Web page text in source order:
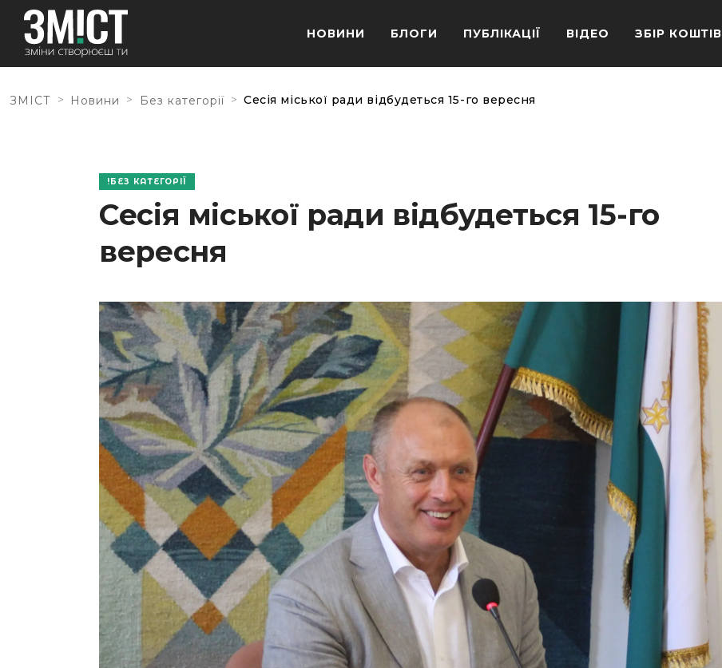
НОВИНИ БЛОГИ ПУБЛІКАЦІЇ ВІДЕО ЗБІР КОШТІВ
ЗМІСТ > Новини > Без категорії > Сесія міської ради відбудеться 15-го вересня
БЕЗ КАТЕГОРІЇ
Сесія міської ради відбудеться 15-го
вересня